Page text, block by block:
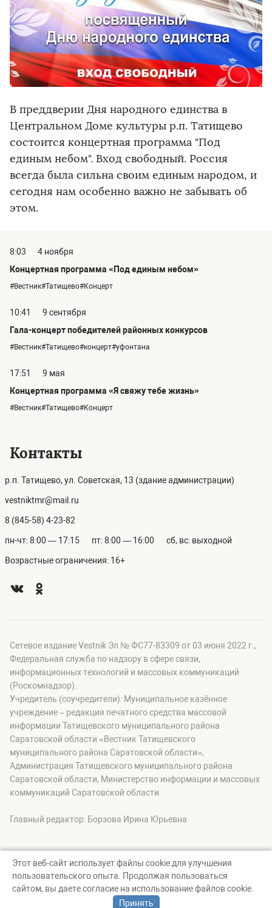
В преддверии Дня народного единства в
Центральном Доме культуры р.п. Татищево
состоится концертная программа "Под
единым небом". Вход свободный. Россия
всегда была сильна своим единым народом, и
сегодня нам особенно важно не забывать об
этом.
8:03
4 ноября
Концертная программа «Под единым небом»
#Вестник#Татищево#Концерт
10:41
9 сентября
Гала-концерт победителей районных конкурсов
#Вестник#Татищево#концерт#уфонтана
17:51
9 мая
Концертная программа «Я свяжу тебе жизнь»
#Вестник#Татищево#Концерт
Контакты
р.п. Татищево, ул. Советская, 13 (здание администрации)
vestniktmr@mail.ru
8 (845-58) 4-23-82
пн-чт: 8:00 — 17:15 пт: 8:00 — 16:00 сб, вс: выходной
Возрастные ограничения: 16+
Сетевое издание Vestnik Эл № ФС77-83309 от 03 июня 2022 г.,
Федеральная служба по надзору в сфере связи,
информационных технологий и массовых коммуникаций
(Роскомнадзор).
Учредитель (соучредители): Муниципальное казённое
учреждение – редакция печатного средства массовой
информации Татищевского муниципального района
Саратовской области «Вестник Татищевского
муниципального района Саратовской области»,
Администрация Татищевского муниципального района
Саратовской области, Министерство информации и массовых
коммуникаций Саратовской области.
Главный редактор: Борзова Ирина Юрьевна
© Вестник Татищевского муниципального района, 2026
Создание сайта — nopreset
Этот веб-сайт использует файлы cookie для улучшения
пользовательского опыта. Продолжая пользоваться
сайтом, вы даете согласие на использование файлов cookie.
Принять